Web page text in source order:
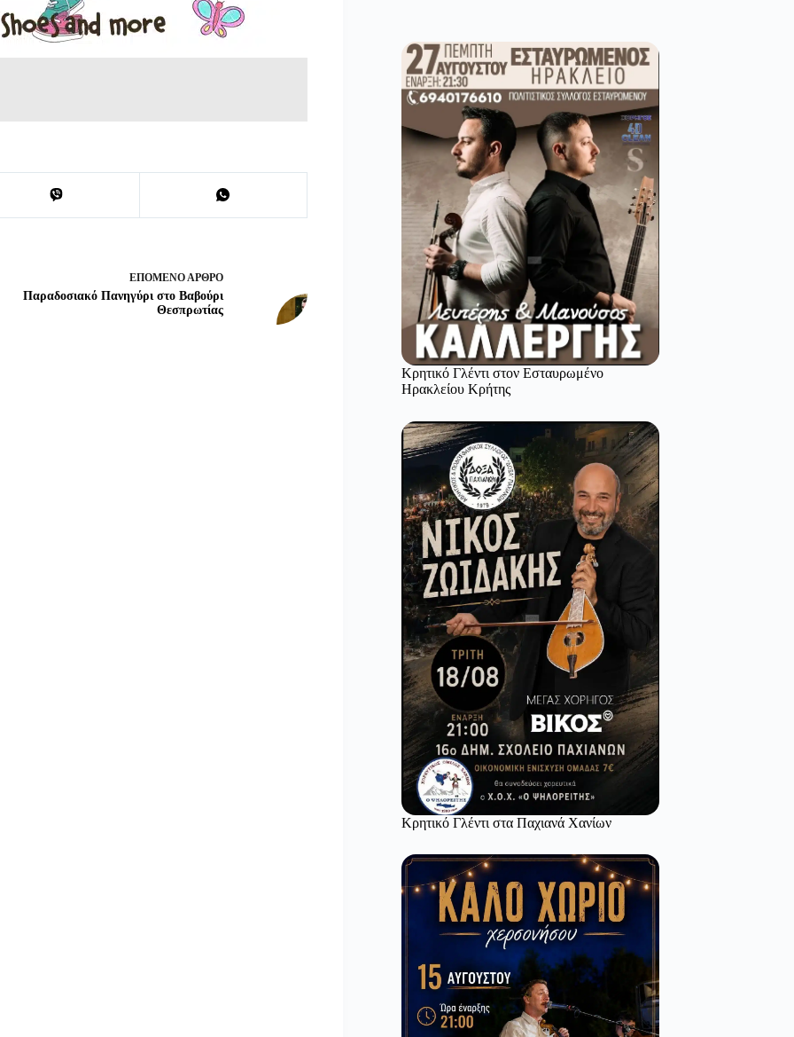
ΕΠΌΜΕΝΟΆΡΘΡΟ
Παραδοσιακό Πανηγύρι στο Βαβούρι
Θεσπρωτίας
Κρητικό Γλέντι στον Εσταυρωμένο
Ηρακλείου Κρήτης
Κρητικό Γλέντι στα Παχιανά Χανίων